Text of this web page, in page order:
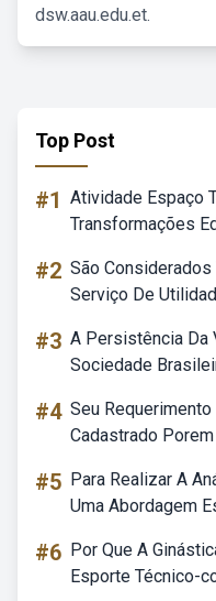
dsw.aau.edu.et.
Top Post
#1 Atividade Espaço
Transformações
#2 São
Serviço De
#3 A Persistência Da
Sociedade
#4 Seu
Cadastrado
#5 Para Realizar A
Uma Abordagem
#6 Por Que A
Esporte Técnico-